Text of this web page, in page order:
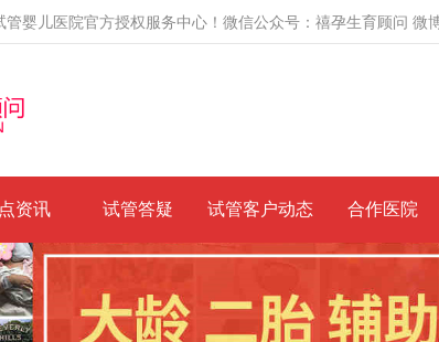
婴儿医院官方授权服务中心！微信公众号：禧孕生育顾问 微
资讯 试管答疑 试管客户动态 合作医院